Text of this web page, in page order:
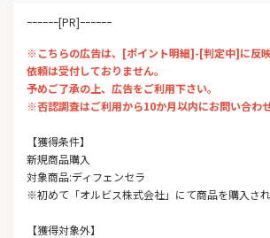
ｰｰｰｰｰｰ[PR]ｰｰｰｰｰｰ
※こちらの広告は、[ポイント明細]-[判定中]に反
依頼は受付しておりません。
予めご了承の上、広告をご利用下さい。
※否認調査はご利用から10か月以内にお問い合わせ
【獲得条件】
新規商品購入
対象商品:ディフェンセラ
※初めて「オルビス株式会社」にて商品を購入さ
【獲得対象外】